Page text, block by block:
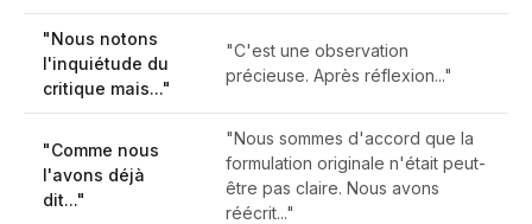
"Nous notons
l'inquiétude du
critique mais..."
"C'est une observation
précieuse. Après réflexion..."
"Comme nous
l'avons déjà
dit..."
"Nous sommes d'accord que la
formulation originale n'était peut-
être pas claire. Nous avons
réécrit..."